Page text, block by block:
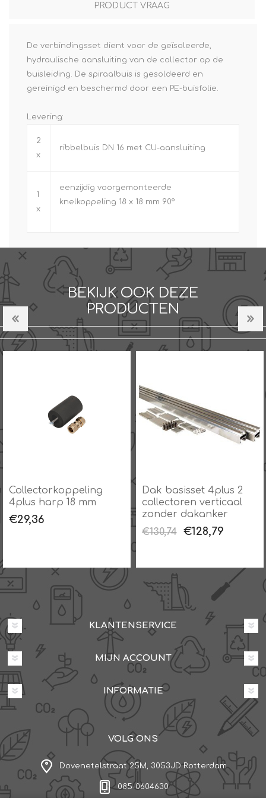
PRODUCT VRAAG
De verbindingsset dient voor de geïsoleerde,
hydraulische aansluiting van de collector op de
buisleiding. De spiraalbuis is gesoldeerd en
gereinigd en beschermd door een PE-buisfolie.
Levering:
2
x
ribbelbuis DN 16 met CU-aansluiting
1
x
eenzijdig voorgemonteerde
knelkoppeling 18 x 18 mm 90°
BEKIJK OOK DEZE
PRODUCTEN
Collectorkoppeling
4plus harp 18 mm
€29,36
Dak basisset 4plus 2
collectoren verticaal
zonder dakanker
€130,74
€128,79
KLANTENSERVICE
MIJN ACCOUNT
INFORMATIE
VOLG ONS
Dovenetelstraat 25M, 3053JD Rotterdam
085-0604630